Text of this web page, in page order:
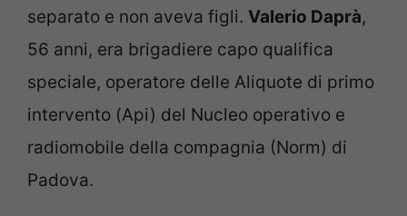
separato e non aveva figli. Valerio Daprà,
56 anni, era brigadiere capo qualifica
speciale, operatore delle Aliquote di primo
intervento (Api) del Nucleo operativo e
radiomobile della compagnia (Norm) di
Padova.